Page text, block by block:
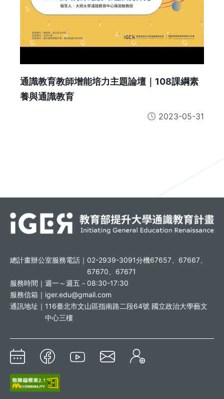
通識教育教師增能培力主題論壇｜108課綱素
養與通識教育
2023-05-31
總計畫辦公室服務電話｜ 02-2939-3091分機67657、67667、
67670、67671
服務時間｜ 週一～週五－08:30-17:30
服務信箱｜ iger.edu@gmail.com
通訊地址｜ 116臺北市文山區指南路二段64號 國立政治大學藝文
中心三樓